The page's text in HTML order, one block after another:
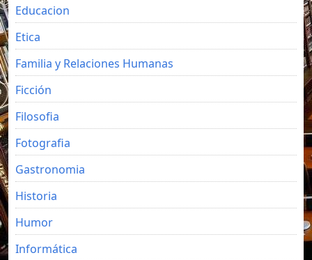
Educacion
Etica
Familia y Relaciones Humanas
Ficción
Filosofia
Fotografia
Gastronomia
Historia
Humor
Informática